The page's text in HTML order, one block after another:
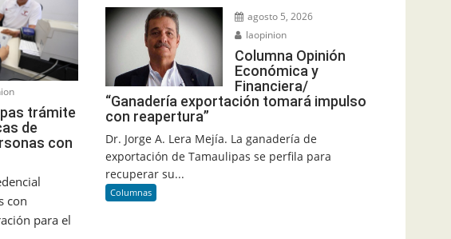
trámite
de
con
con
para el
agosto 5, 2026
laopinion
Columna Opinión
Económica y
Financiera/
“Ganadería exportación tomará impulso
con reapertura”
Dr. Jorge A. Lera Mejía. La ganadería de
exportación de Tamaulipas se perfila para
recuperar su...
Columnas